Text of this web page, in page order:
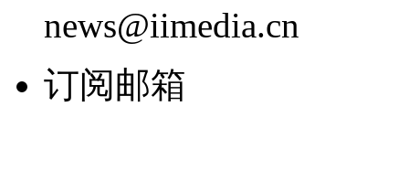
news@iimedia.cn
订阅邮箱